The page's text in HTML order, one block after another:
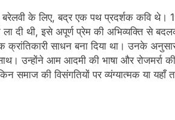
के लिए, बद्र एक पथ प्रदर्शक कवि
ला दी थी, इसे अपूर्ण प्रेम की अभिव्यक्ति से
क्रांतिकारी साधन बना दिया था। उनके
उन्होंने आम आदमी की भाषा और रोजमर्रा
समाज की विसंगतियों पर व्यंग्यात्मक या यहाँ